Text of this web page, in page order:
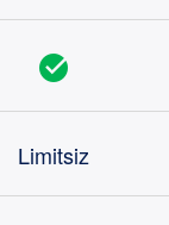
Limitsiz